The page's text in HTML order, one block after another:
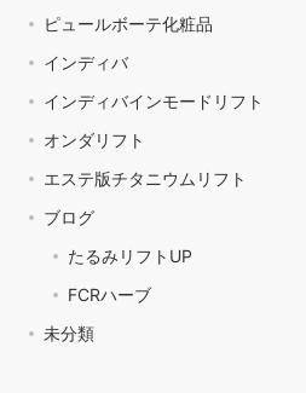
ピュールボーテ化粧品
インディバ
インディバインモードリフト
オンダリフト
エステ版チタニウムリフト
ブログ
たるみリフトUP
FCRハーブ
未分類